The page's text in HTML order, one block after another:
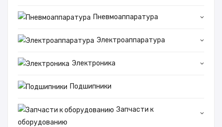
Пневмоаппаратура
Электроаппаратура
Электроника
Подшипники
Запчасти к
оборудованию